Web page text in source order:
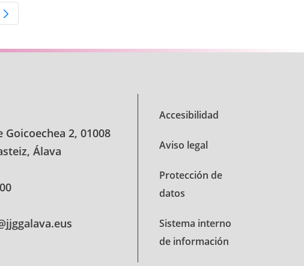
Use TAB para desplazarse.
Goicoechea 2, 01008
Álava
Accesibilidad
Aviso legal
Protección de
datos
Sistema interno
de información